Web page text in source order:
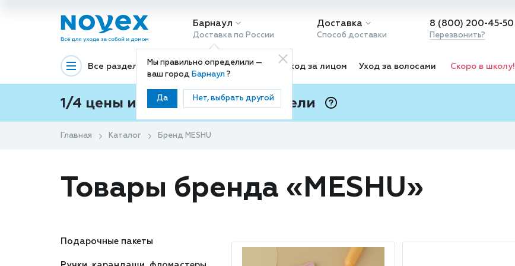
Барнаул
Доставка по России
Мы правильно определили —
ваш город Барнаул?
Да Нет, выбрать другой
Доставка
Способ доставки
8 (800) 200-45-50
Перезвонить?
Все разделы Декоративная косметика Уход за лицом Уход за волосами Скоро в школу!
1/4 цены и покупки ваши с Подели
Главная Каталог Бренд MESHU
Товары бренда «MESHU»
Подарочные пакеты